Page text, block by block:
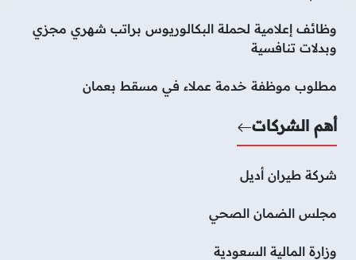
وظائف إعلامية لحملة البكالوريوس براتب شهري مجزي
وبدلات تنافسية
مطلوب موظفة خدمة عملاء في مسقط بعمان
أهم الشركات
شركة طيران أديل
مجلس الضمان الصحي
وزارة المالية السعودية